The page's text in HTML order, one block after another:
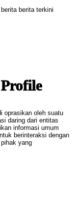
berita terkini
oprasikan oleh suatu
daring dari entitas
informasi umum
berinteraksi dengan
yang